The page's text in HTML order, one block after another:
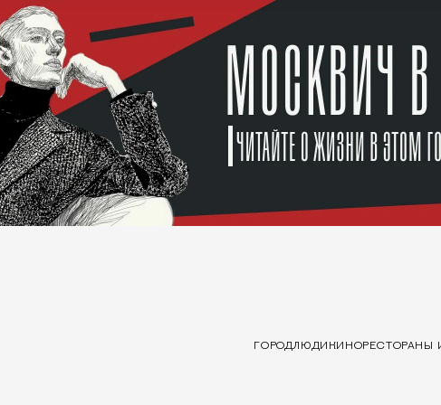
ГОРОДЛЮДИ КИНОРЕСТОРАНЫ